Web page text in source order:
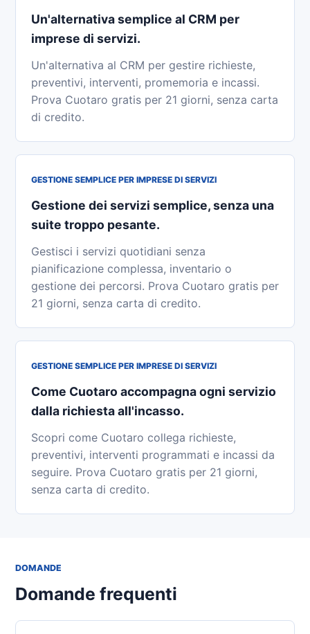
Un'alternativa semplice al CRM per
imprese di servizi.
Un'alternativa al CRM per gestire richieste,
preventivi, interventi, promemoria e incassi.
Prova Cuotaro gratis per 21 giorni, senza carta
di credito.
GESTIONE SEMPLICE PER IMPRESE DI SERVIZI
Gestione dei servizi semplice, senza una
suite troppo pesante.
Gestisci i servizi quotidiani senza
pianificazione complessa, inventario o
gestione dei percorsi. Prova Cuotaro gratis per
21 giorni, senza carta di credito.
GESTIONE SEMPLICE PER IMPRESE DI SERVIZI
Come Cuotaro accompagna ogni servizio
dalla richiesta all'incasso.
Scopri come Cuotaro collega richieste,
preventivi, interventi programmati e incassi da
seguire. Prova Cuotaro gratis per 21 giorni,
senza carta di credito.
DOMANDE
Domande frequenti